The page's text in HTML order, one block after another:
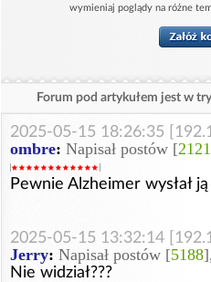
wymieniaj poglądy na różne
Forum pod artykułem jest w
2025-05-15 18:26:35
ombre: Napisał postów [
Pewnie Alzheimer wysłał
2025-05-15 13:32:14
Jerry: Napisał postów [5188
Nie widział???